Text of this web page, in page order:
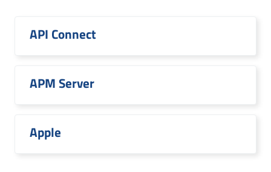
API Connect
APM Server
Apple